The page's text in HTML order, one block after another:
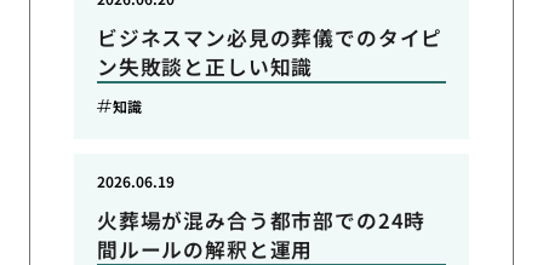
ビジネスマン必見の葬儀でのタイピ
ン失敗談と正しい知識
知識
火葬場が混み合う都市部での24時
間ルールの解釈と運用
2026.06.19